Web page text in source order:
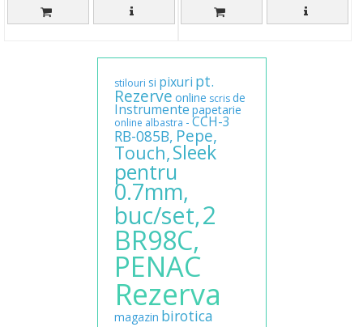
stilouri si pixuri pt.
Rezerve online scris de
Instrumente papetarie
online albastra - CCH-3
RB-085B, Pepe,
Touch,Sleek
pentru
0.7mm,
buc/set,2
BR98C,
PENAC
Rezerva
magazin birotica